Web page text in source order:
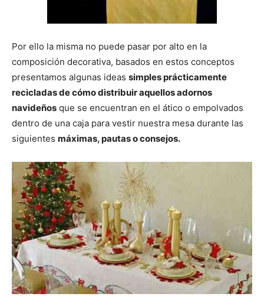
Por ello la misma no puede pasar por alto en la
composición decorativa, basados en estos conceptos
presentamos algunas ideas simples prácticamente
recicladas de cómo distribuir aquellos adornos
navideños que se encuentran en el ático o empolvados
dentro de una caja para vestir nuestra mesa durante las
siguientes máximas, pautas o consejos.